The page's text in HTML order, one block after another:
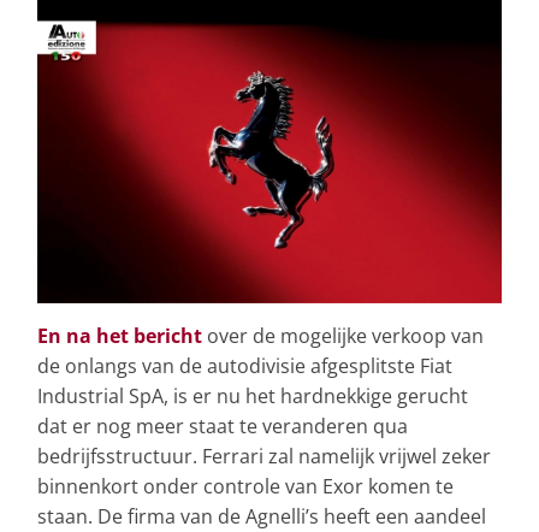
En na het bericht over de mogelijke verkoop van
de onlangs van de autodivisie afgesplitste Fiat
Industrial SpA, is er nu het hardnekkige gerucht
dat er nog meer staat te veranderen qua
bedrijfsstructuur. Ferrari zal namelijk vrijwel zeker
binnenkort onder controle van Exor komen te
staan. De firma van de Agnelli’s heeft een aandeel